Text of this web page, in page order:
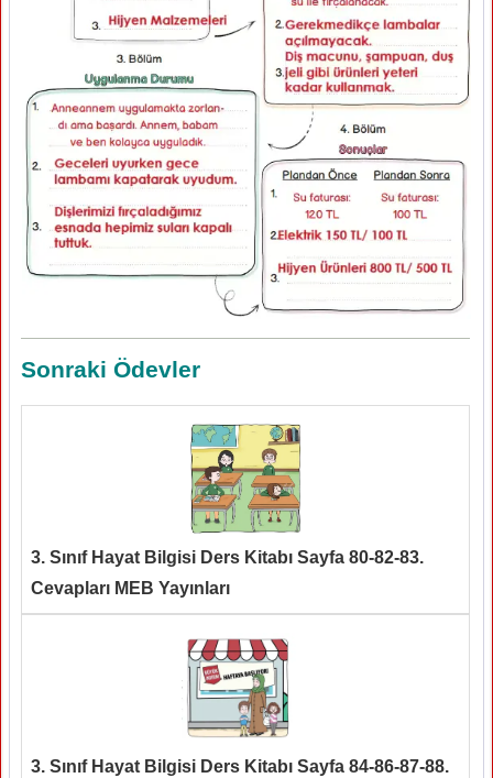
Sonraki Ödevler
3. Sınıf Hayat Bilgisi Ders Kitabı Sayfa 80-82-83.
Cevapları MEB Yayınları
3. Sınıf Hayat Bilgisi Ders Kitabı Sayfa 84-86-87-88.